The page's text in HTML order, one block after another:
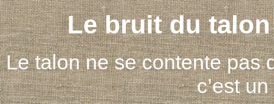
Le bruit du
Le talon ne se contente pas
c’est